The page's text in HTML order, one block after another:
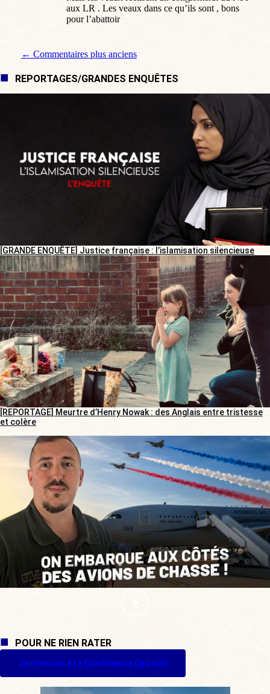
aux LR . Les veaux dans ce qu’ils sont , bons
pour l’abattoir
Navigation de commentaire
← Commentaires plus anciens
REPORTAGES/GRANDES ENQUÊTES
[GRANDE ENQUÊTE] Justice française : l’islamisation silencieuse
[REPORTAGE] Meurtre d’Henry Nowak : des Anglais entre tristesse
et colère
POUR NE RIEN RATER
Je m'inscris à La Quotidienne (gratuit)